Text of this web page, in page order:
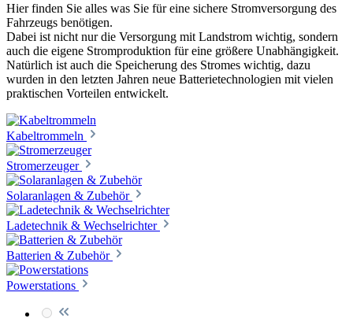
Hier finden Sie alles was Sie für eine sichere Stromversorgung des
Fahrzeugs benötigen.
Dabei ist nicht nur die Versorgung mit Landstrom wichtig, sondern
auch die eigene Stromproduktion für eine größere Unabhängigkeit.
Natürlich ist auch die Speicherung des Stromes wichtig, dazu
wurden in den letzten Jahren neue Batterietechnologien mit vielen
praktischen Vorteilen entwickelt.
Kabeltrommeln
Stromerzeuger
Solaranlagen & Zubehör
Ladetechnik & Wechselrichter
Batterien & Zubehör
Powerstations